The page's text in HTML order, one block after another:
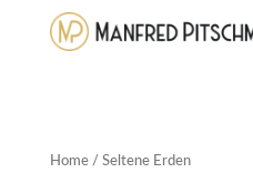
Home/ Seltene Erden